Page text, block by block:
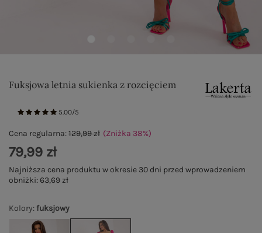
Fuksjowa letnia sukienka z rozcięciem
5.00/5
Kolory:fuksjowy
Cena regularna:129,99 zł (Zniżka 38%)
79,99 zł
Najniższa cena produktu w okresie 30 dni przed wprowadzeniem
obniżki:63,69 zł